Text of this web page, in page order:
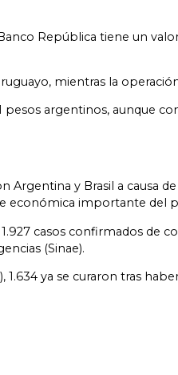
República tiene un
mientras la
argentinos, aunque
y Brasil a causa
económica importante del
casos confirmados de
(Sinae).
ya se curaron tras